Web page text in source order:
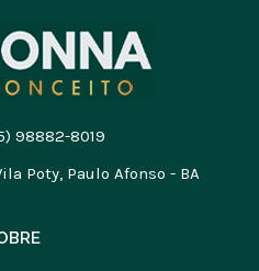
98882-8019
Poty, Paulo Afonso - BA